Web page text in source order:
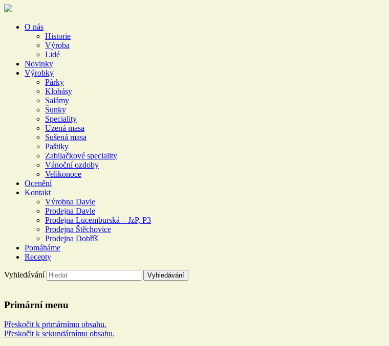
O nás
Historie
Výroba
Lidé
Novinky
Výrobky
Párky
Klobásy
Salámy
Šunky
Speciality
Uzená masa
Sušená masa
Paštiky
Zabijačkové speciality
Vánoční ozdoby
Velikonoce
Ocenění
Kontakt
Výrobna Davle
Prodejna Davle
Prodejna Lucemburská – JzP, P3
Prodejna Štěchovice
Prodejna Dobříš
Pomáháme
Recepty
Vyhledávání
Primární menu
Přeskočit k primárnímu obsahu.
Přeskočit k sekundárnímu obsahu.